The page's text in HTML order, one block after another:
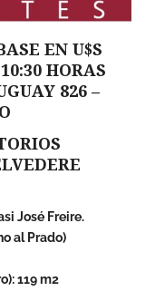
EN U$S
HORAS
826 –
José Freire.
al Prado)
119 m2